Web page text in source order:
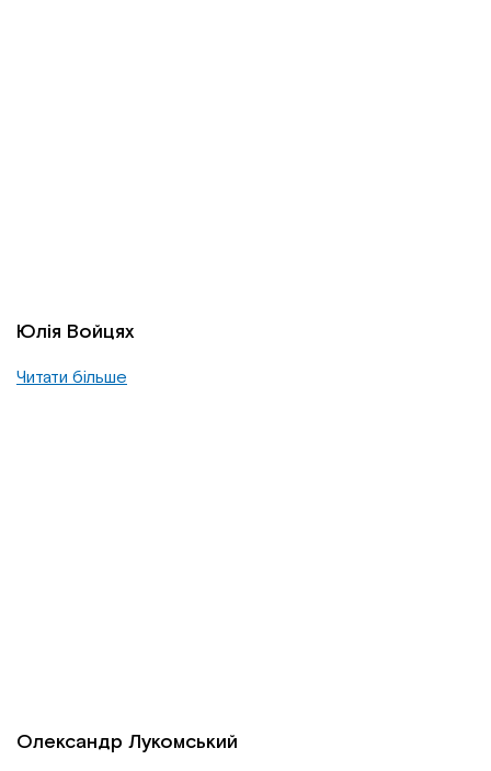
Юлія Войцях
Читати більше
Олександр Лукомський